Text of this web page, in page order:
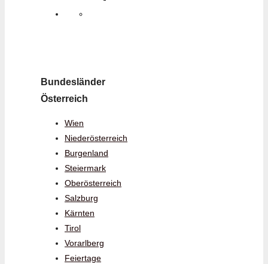
Bundesländer
Österreich
Wien
Niederösterreich
Burgenland
Steiermark
Oberösterreich
Salzburg
Kärnten
Tirol
Vorarlberg
Feiertage